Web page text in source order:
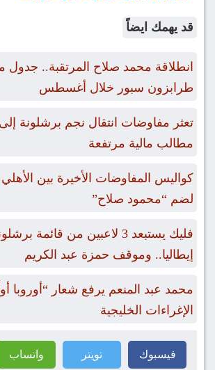
قد يهمك ايضاً
انطلاقة محمد صلاح المرتقبة.. جدول
طرابزون سبور خلال أغسطس
تعثر مفاوضات انتقال نجم برشلونة
مطالب مالية مرتفعة
كواليس المفاوضات الأخيرة بين
لضم “محمود صلاح”
فليك يستبعد 3 لاعبين من قائمة
إيطاليا.. وموقف حمزة عبد الكريم
محمد عبد المنعم يرفع شعار “أوروبا
الإغراءات الخليجية
فيسبوك تويتر واتساب